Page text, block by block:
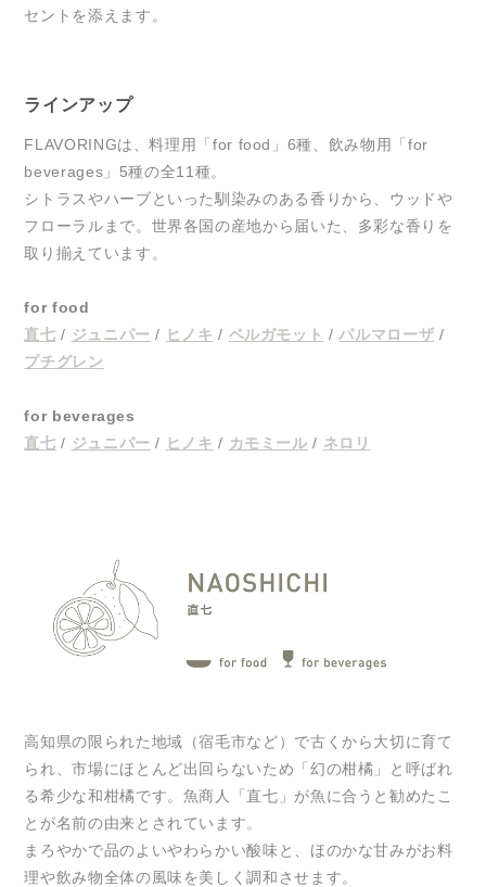
セントを添えます。
ラインアップ
FLAVORINGは、料理用「for food」6種、飲み物用「for
beverages」5種の全11種。
シトラスやハーブといった馴染みのある香りから、ウッドや
フローラルまで。世界各国の産地から届いた、多彩な香りを
取り揃えています。
for food
直七 / ジュニパー / ヒノキ / ベルガモット /パルマローザ /
プチグレン
for beverages
直七 / ジュニパー / ヒノキ / カモミール / ネロリ
高知県の限られた地域（宿毛市など）で古くから大切に育て
られ、市場にほとんど出回らないため「幻の柑橘」と呼ばれ
る希少な和柑橘です。魚商人「直七」が魚に合うと勧めたこ
とが名前の由来とされています。
まろやかで品のよいやわらかい酸味と、ほのかな甘みがお料
理や飲み物全体の風味を美しく調和させます。